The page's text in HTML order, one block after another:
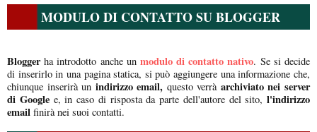
MODULO DI CONTATTO SU BLOGGER
Bloggerha introdotto anche un modulo di contatto nativo. Se si decide
di inserirlo in una pagina statica, si può aggiungere una informazione che,
chiunque inserirà un indirizzo email, questo verrà archiviato nei server
di Googlee, in caso di risposta da parte dell'autore del sito, l'indirizzo
email finirà nei suoi contatti.